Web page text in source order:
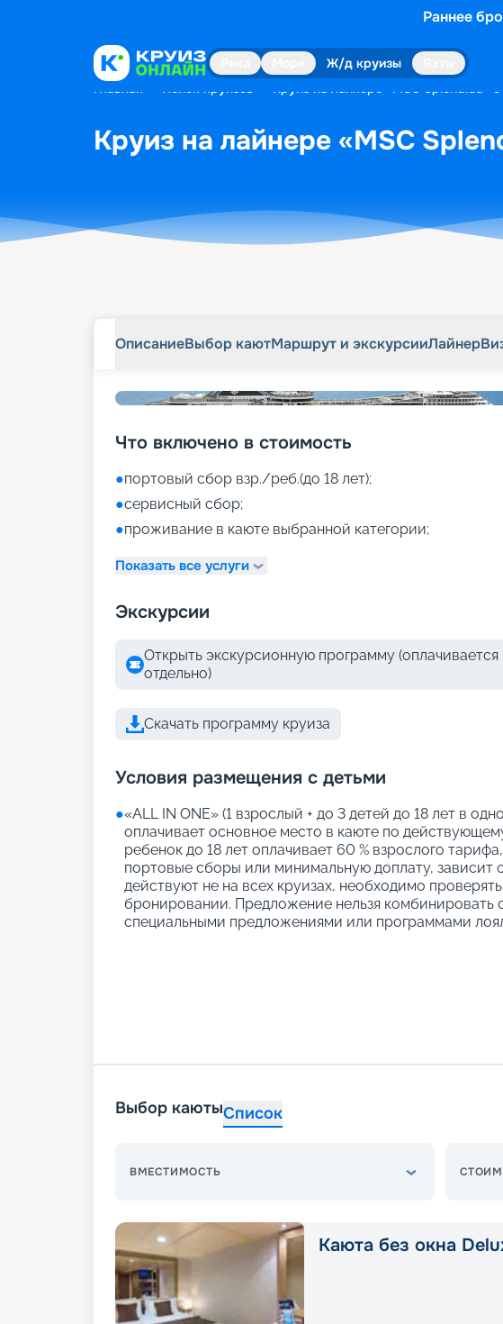
Раннее
Ж/д круизы
Главная Поиск круизов Круиз на лайнере «MSC Splendida»
Круиз на лайнере «MSC
ОписаниеВыбор каютМаршрут и экскурсииЛайнер
Что включено в стоимость
●портовый сбор взр./реб.(до 18 лет);
●сервисный сбор;
●проживание в каюте выбранной категории;
Показать все услуги
Экскурсии
Открыть экскурсионную программу (оплачивается
отдельно)
Скачать программу круиза
Условия размещения с детьми
●«АLL IN ONE» (1 взрослый + до 3 детей до 18 лет в
оплачивает основное место в каюте по
ребенок до 18 лет оплачивает 60 % взрослого
портовые сборы или минимальную доплату, зависит
действуют не на всех круизах, необходимо
бронировании. Предложение нельзя комбинировать
специальными предложениями или программами
Выбор каютыСписок
ВМЕСТИМОСТЬ
Каюта без окна